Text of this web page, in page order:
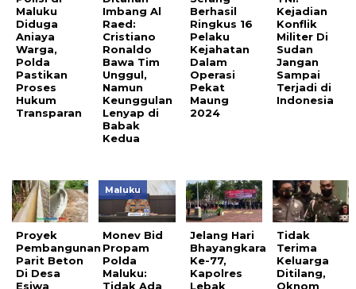
Maluku
Diduga
Aniaya
Warga,
Polda
Pastikan
Proses
Hukum
Transparan
Imbang Al
Raed:
Cristiano
Ronaldo
Bawa Tim
Unggul,
Namun
Keunggulan
Lenyap di
Babak
Kedua
Berhasil
Ringkus 16
Pelaku
Kejahatan
Dalam
Operasi
Pekat
Maung
2024
Kejadian
Konflik
Militer Di
Sudan
Jangan
Sampai
Terjadi di
Indonesia
Proyek
Pembangunan
Parit Beton
Di Desa
Esiwa
Maluku
Monev Bid
Propam
Polda
Maluku:
Tidak Ada
Jelang Hari
Bhayangkara
Ke-77,
Kapolres
Lebak
Tidak
Terima
Keluarga
Ditilang,
Oknom